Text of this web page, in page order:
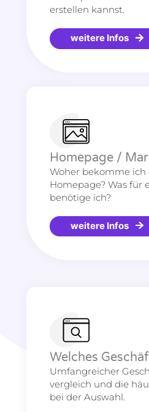
erstellen kannst.
weitere Infos
Homepage /
Woher bekomme
Homepage? Was für
benötige ich?
weitere Infos
Welches
Umfangreicher
vergleich und die
bei der Auswahl.